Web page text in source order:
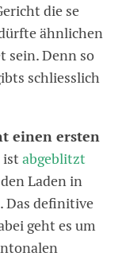
die se
ähnlichen
sein. Denn so
schliesslich
einen ersten
istabgeblitzt
Laden in
Das definitive
geht es um